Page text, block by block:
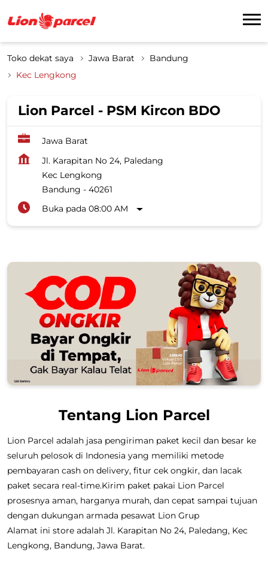
Toko dekat saya Jawa Barat
Bandung
Kec Lengkong
Lion Parcel - PSM Kircon BDO
Jawa Barat
Jl. Karapitan No 24, Paledang
Kec Lengkong
Bandung - 40261
Buka pada 08:00 AM
Tentang Lion Parcel
Lion Parcel adalah jasa pengiriman paket kecil dan besar ke
seluruh pelosok di Indonesia yang memiliki metode
pembayaran cash on delivery, fitur cek ongkir, dan lacak
paket secara real-time.Kirim paket pakai Lion Parcel
prosesnya aman, harganya murah, dan cepat sampai tujuan
dengan dukungan armada pesawat Lion Grup
Alamat ini store adalah Jl. Karapitan No 24, Paledang, Kec
Lengkong, Bandung, Jawa Barat.